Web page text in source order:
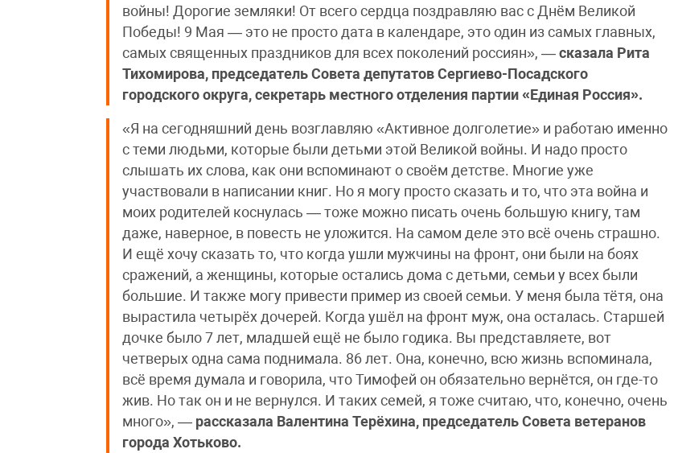
войны! Дорогие земляки! От всего сердца поздравляю вас с Днём Великой
Победы! 9 Мая — это не просто дата в календаре, это один из самых главных,
самых священных праздников для всех поколений россиян», —сказала Рита
Тихомирова, председатель Совета депутатов Сергиево-Посадского
городского округа, секретарь местного отделения партии «Единая Россия».
«Я на сегодняшний день возглавляю «Активное долголетие» и работаю именно
с теми людьми, которые были детьми этой Великой войны. И надо просто
слышать их слова, как они вспоминают о своём детстве. Многие уже
участвовали в написании книг. Но я могу просто сказать и то, что эта война и
моих родителей коснулась — тоже можно писать очень большую книгу, там
даже, наверное, в повесть не уложится. На самом деле это всё очень страшно.
И ещё хочу сказать то, что когда ушли мужчины на фронт, они были на боях
сражений, а женщины, которые остались дома с детьми, семьи у всех были
большие. И также могу привести пример из своей семьи. У меня была тётя, она
вырастила четырёх дочерей. Когда ушёл на фронт муж, она осталась. Старшей
дочке было 7 лет, младшей ещё не было годика. Вы представляете, вот
четверых одна сама поднимала. 86 лет. Она, конечно, всю жизнь вспоминала,
всё время думала и говорила, что Тимофей он обязательно вернётся, он где-то
жив. Но так он и не вернулся. И таких семей, я тоже считаю, что, конечно, очень
много», — рассказала Валентина Терёхина, председатель Совета ветеранов
города Хотьково.